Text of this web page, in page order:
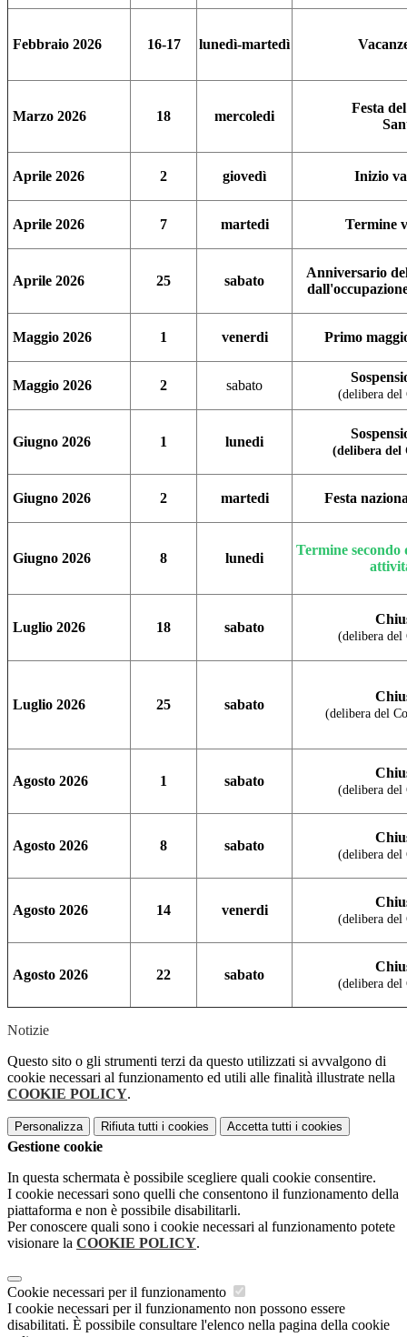
Febbraio 2026 16-17 lunedì-martedì
Marzo 2026 18 mercoledi
Festa
Aprile 2026 2 giovedì Inizio
Aprile 2026 7 martedi Termine
Aprile 2026 25 sabato
Anniversario
Maggio 2026 1 venerdi Primo
Maggio 2026 2 sabato
(delibera
Giugno 2026 1 lunedi
(delibera del
Giugno 2026 2 martedi Festa
Giugno 2026 8 lunedi
Termine secondo
Luglio 2026 18 sabato
(delibera
Luglio 2026 25 sabato
(delibera del
Agosto 2026 1 sabato
(delibera
Agosto 2026 8 sabato
(delibera
Agosto 2026 14 venerdi
(delibera
Agosto 2026 22 sabato
(delibera
Notizie
Questo sito o gli strumenti terzi da questo utilizzati si avvalgono di
cookie necessari al funzionamento ed utili alle finalità illustrate nella
COOKIE POLICY.
Personalizza Rifiuta tutti i cookies Accetta tutti i cookies
Gestione cookie
In questa schermata è possibile scegliere quali cookie consentire.
I cookie necessari sono quelli che consentono il funzionamento della
piattaforma e non è possibile disabilitarli.
Per conoscere quali sono i cookie necessari al funzionamento potete
visionare la COOKIE POLICY.
Cookie necessari per il funzionamento
I cookie necessari per il funzionamento non possono essere
disabilitati. È possibile consultare l'elenco nella pagina della cookie